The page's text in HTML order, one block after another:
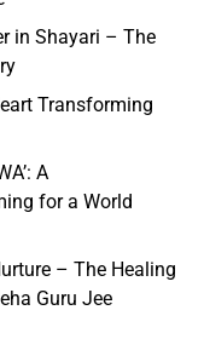
in Shayari – The
Transforming
A
for a World
– The Healing
Guru Jee